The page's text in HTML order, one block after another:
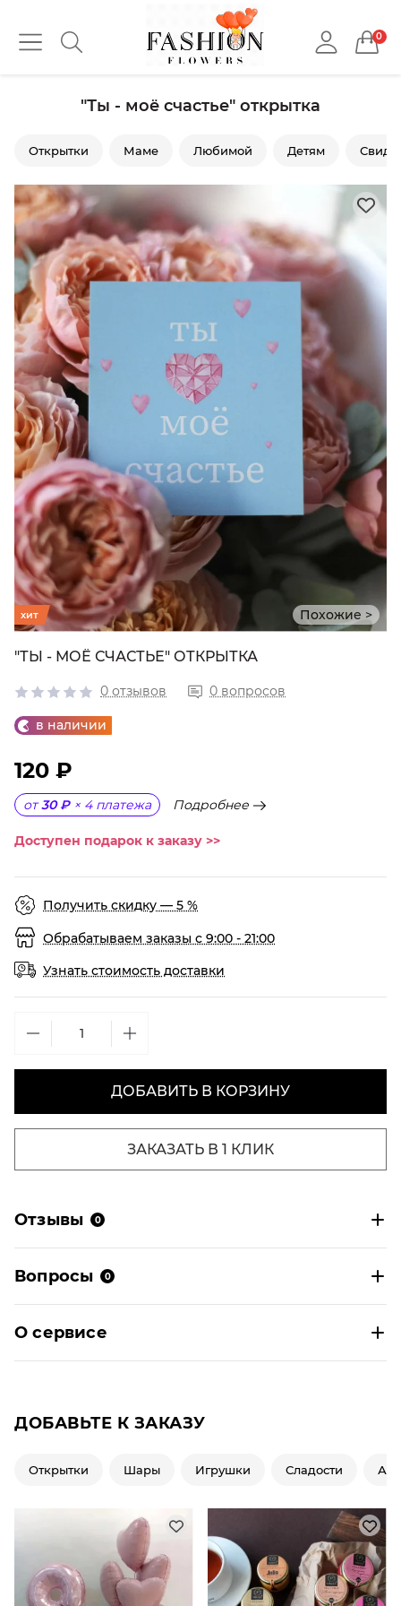
0
"Ты - моё счастье" открытка
Открытки Маме Любимой Детям
Похожие >
хит
"ТЫ - МОЁ СЧАСТЬЕ" ОТКРЫТКА
0 отзывов 0 вопросов
в наличии
120 ₽
от 30 ₽ × 4 платежа Подробнее
Доступен подарок к заказу >>
Получить скидку — 5 %
Обрабатываем заказы с 9:00 - 21:00
Узнать стоимость доставки
ДОБАВИТЬ В КОРЗИНУ
ЗАКАЗАТЬ В 1 КЛИК
Отзывы 0
Вопросы 0
О сервисе
ДОБАВЬТЕ К ЗАКАЗУ
Открытки Шары Игрушки Сладости